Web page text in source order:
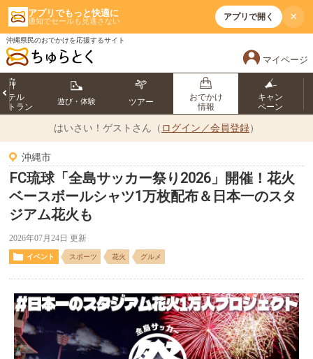
アプリでもっと快適に
通知でセールも見逃さない アプリで開く ×
沖縄県民のおでかけを応援するサイト
マイページ
ホテル
トラン
遊び・体験 ツアー
おでかけ
情報
キャン
ペーン
はいさい！ ゲストさん（ ログイン／会員登録）
沖縄市
FC琉球「全島サッカー祭り2026」開催！花火
ベースボールシャツ1万枚配布＆日本一のスタ
ジアム花火も
2026年07月24日 更新
イベント スポーツ 花火 グルメ